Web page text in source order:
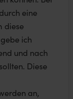
eine
diese
ich
und nach
Diese
an,